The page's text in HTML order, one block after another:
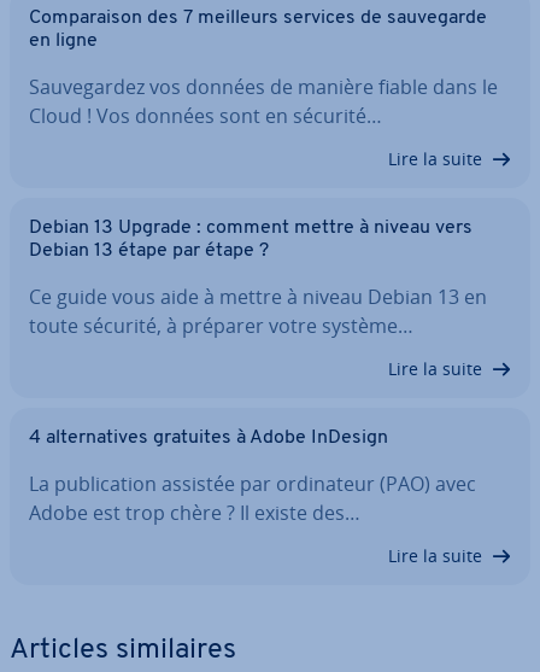
Com­pa­rai­son des 7 meilleurs services de sau­ve­garde
en ligne
Sau­ve­gar­dez vos données de manière fiable dans le
Cloud ! Vos données sont en sécurité…
Lire la suite
Debian 13 Upgrade : comment mettre à niveau vers
Debian 13 étape par étape ?
Ce guide vous aide à mettre à niveau Debian 13 en
toute sécurité, à préparer votre système…
Lire la suite
4 al­ter­na­tives gratuites à Adobe InDesign
La pu­bli­ca­tion assistée par or­di­na­teur (PAO) avec
Adobe est trop chère ? Il existe des…
Lire la suite
Articles si­mi­laires